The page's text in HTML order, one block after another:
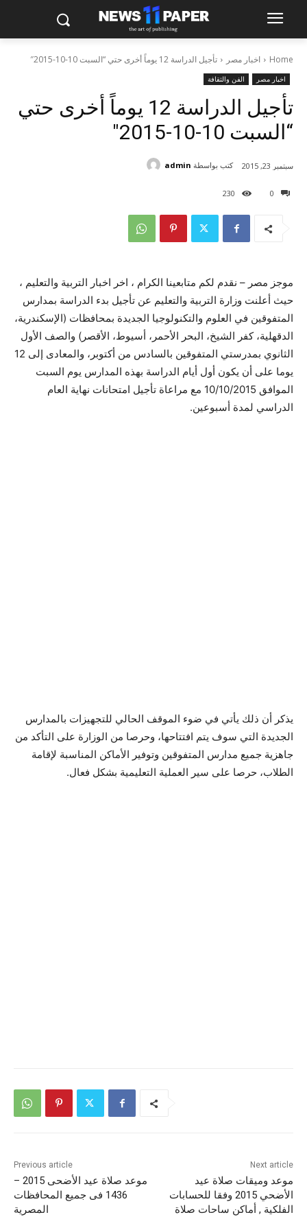
Home اخبار مصر تأجيل الدراسة 12 يوماً أخرى حتي “السبت 10-10-2015″
اخبار مصر الفن والثقافة
تأجيل الدراسة 12 يوماً أخرى حتي
“السبت 10-10-2015″
0
230
سبتمبر 23, 2015 كتب بواسطة admin
موجز مصر – نقدم لكم متابعينا الكرام ، اخر اخبار التربية والتعليم ،
حيث أعلنت وزارة التربية والتعليم عن تأجيل بدء الدراسة بمدارس
المتفوقين في العلوم والتكنولوجيا الجديدة بمحافظات (الإسكندرية،
الدقهلية، كفر الشيخ، البحر الأحمر، أسيوط، الأقصر) والصف الأول
الثانوي بمدرستي المتفوقين بالسادس من أكتوبر، والمعادى إلى 12
يوما على أن يكون أول أيام الدراسة بهذه المدارس يوم السبت
الموافق 10/10/2015 مع مراعاة تأجيل امتحانات نهاية العام
الدراسي لمدة أسبوعين.
يذكر أن ذلك يأتي في ضوء الموقف الحالي للتجهيزات بالمدارس
الجديدة التي سوف يتم افتتاحها، وحرصا من الوزارة على التأكد من
جاهزية جميع مدارس المتفوقين وتوفير الأماكن المناسبة لإقامة
الطلاب، حرصا على سير العملية التعليمية بشكل فعال.
Previous article
موعد صلاة عيد الأضحى 2015 –
1436 فى جميع المحافظات
المصرية
Next article
موعد وميقات صلاة عيد
الأضحي 2015 وفقا للحسابات
الفلكية , أماكن ساحات صلاة